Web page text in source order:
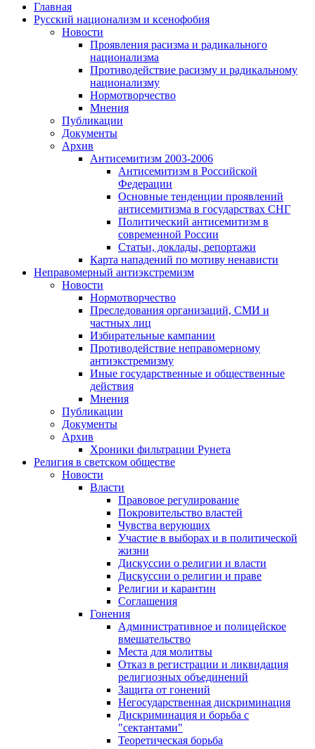
Главная
Русский национализм и ксенофобия
Новости
Проявления расизма и радикального
национализма
Противодействие расизму и радикальному
национализму
Нормотворчество
Мнения
Публикации
Документы
Архив
Антисемитизм 2003-2006
Антисемитизм в Российской
Федерации
Основные тенденции проявлений
антисемитизма в государствах СНГ
Политический антисемитизм в
современной России
Статьи, доклады, репортажи
Карта нападений по мотиву ненависти
Неправомерный антиэкстремизм
Новости
Нормотворчество
Преследования организаций, СМИ и
частных лиц
Избирательные кампании
Противодействие неправомерному
антиэкстремизму
Иные государственные и общественные
действия
Мнения
Публикации
Документы
Архив
Хроники фильтрации Рунета
Религия в светском обществе
Новости
Власти
Правовое регулирование
Покровительство властей
Чувства верующих
Участие в выборах и в политической
жизни
Дискуссии о религии и власти
Дискуссии о религии и праве
Религии и карантин
Соглашения
Гонения
Административное и полицейское
вмешательство
Места для молитвы
Отказ в регистрации и ликвидация
религиозных объединений
Защита от гонений
Негосударственная дискриминация
Дискриминация и борьба с
"сектантами"
Теоретическая борьба